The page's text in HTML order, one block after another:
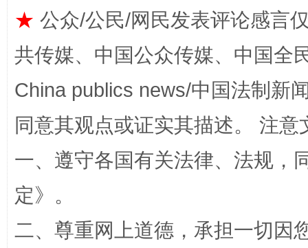
解纷+调解+退费，一次搞定
★ 公众/公民/网民发表评论感言
共传媒、中国公众传媒、中国全
China publics news/中国法制新
同意其观点或证实其描述。 注
一、遵守各国有关法律、法规，
定》。
二、尊重网上道德，承担一切因